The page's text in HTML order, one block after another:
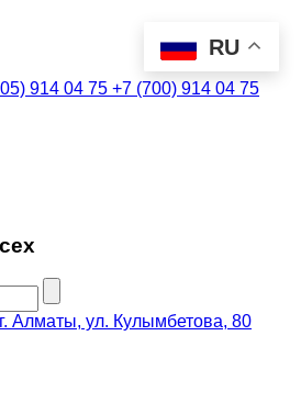
914 04 75 +7 (700) 914 04 75
Алматы, ул. Кулымбетова, 80
RU